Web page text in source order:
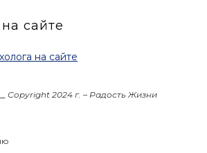
сайте
Copyright 2024 г. – Радость Жизни